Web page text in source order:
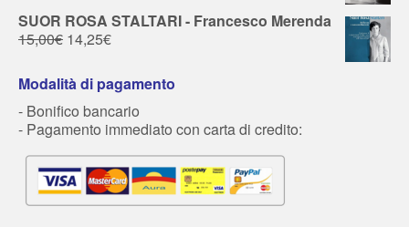
SUOR ROSA STALTARI - Francesco Merenda
15,00€ 14,25€
Modalità di pagamento
- Bonifico bancario
- Pagamento immediato con carta di credito: